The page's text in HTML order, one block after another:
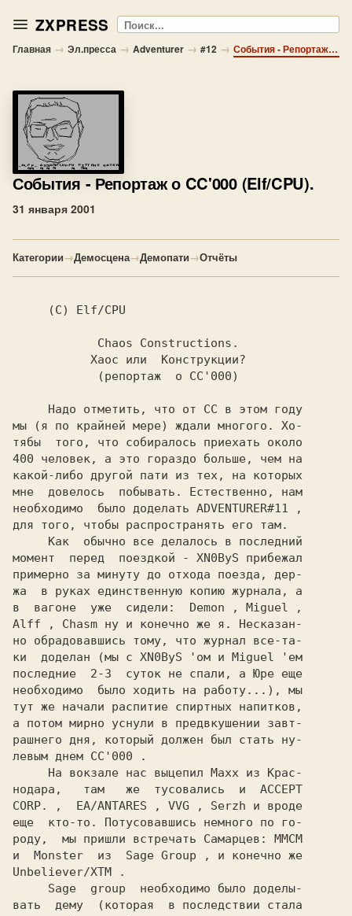
ZXPRESS Поиск
Главная → Эл.пресса → Adventurer → #12 → События - Репортаж о CC'000 (Elf/CPU).
События - Репортаж о CC'000 (Elf/CPU).
31 января 2001
Категории→Демосцена→Демопати→Отчёты
(C) Elf/CPU
       Chaos Constructions.
    Надо отметить, что от
CC в этом году
мы (я по крайней мере) ждали многого. Хо-
тябы  того, что собиралось приехать около
400 человек, а это гораздо больше, чем на
какой-либо другой пати из тех, на которых
мне  довелось  побывать. Естественно, нам
необходимо  было доделать ADVENTURER#11
,
для того, чтобы распространять его там.
момент  перед  поездкой - XN0ByS прибежал
примерно за минуту до отхода поезда, дер-
жа  в руках единственную копию журнала, а
в  вагоне  уже  сидели: Demon , Miguel
Alff
, Chasm ну и конечно же я. Несказан-
но обрадовавшись тому, что журнал все-та-
ки  доделан (мы с XN0ByS 'ом и Miguel
'ем
последние  2-3  суток не спали, а Юре еще
необходимо  было ходить на работу...), мы
тут же начали распитие спиртных напитков,
а потом мирно уснули в предвкушении завт-
рашнего дня, который должен был стать ну-
левым днем СС'000
.
     На вокзале нас выцепил
Maxx из Крас-
нодара,   там   же  тусовались  и ACCEPT
CORP.
, EA/ANTARES , VVG , Serzh и вроде
еще  кто-то. Потусовавшись немного по го-
роду,  мы пришли встречать Самарцев:
и Monster из Sage Group
Unbeliever/XTM
.
Sage  group необходимо было доделы-
вать  дему  (которая  в последствии стала